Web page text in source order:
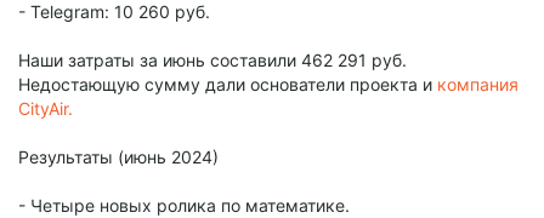
- Telegram: 10 260 руб.
Наши затраты за июнь составили 462 291 руб.
Недостающую сумму дали основатели проекта и компания
CityAir.
Результаты (июнь 2024)
- Четыре новых ролика по математике.